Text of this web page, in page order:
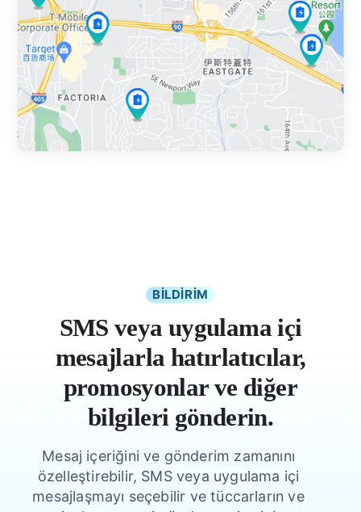
BİLDİRİM
SMS veya uygulama içi
mesajlarla hatırlatıcılar,
promosyonlar ve diğer
bilgileri gönderin.
Mesaj içeriğini ve gönderim zamanını
özelleştirebilir, SMS veya uygulama içi
mesajlaşmayı seçebilir ve tüccarların ve